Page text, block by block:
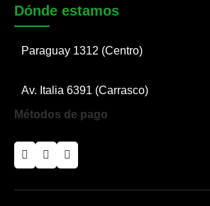
Dónde estamos
Paraguay 1312 (Centro)
Av. Italia 6391 (Carrasco)
Métodos de pago